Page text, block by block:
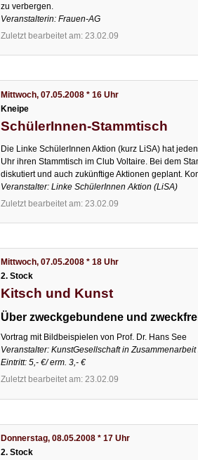
zu verbergen.
Veranstalterin: Frauen-AG
Zuletzt bearbeitet am: 23.02.09
Mittwoch, 07.05.2008 * 16 Uhr
Kneipe
SchülerInnen-Stammtisch
Die Linke SchülerInnen Aktion (kurz LiSA) hat
Uhr ihren Stammtisch im Club Voltaire. Bei dem
diskutiert und auch zukünftige Aktionen geplant.
Veranstalter: Linke SchülerInnen Aktion (LiSA)
Zuletzt bearbeitet am: 23.02.09
Mittwoch, 07.05.2008 * 18 Uhr
2. Stock
Kitsch und Kunst
Über zweckgebundene und
Vortrag mit Bildbeispielen von Prof. Dr. Hans See
Veranstalter: KunstGesellschaft in
Eintritt: 5,- €/ erm. 3,- €
Zuletzt bearbeitet am: 23.02.09
Donnerstag, 08.05.2008 * 17 Uhr
2. Stock